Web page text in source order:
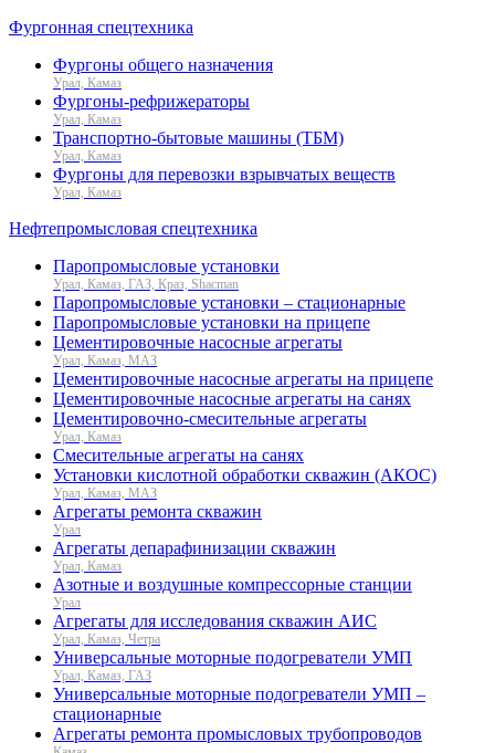
Фургонная спецтехника
Фургоны общего назначения
Урал, Камаз
Фургоны-рефрижераторы
Урал, Камаз
Транспортно-бытовые машины (ТБМ)
Урал, Камаз
Фургоны для перевозки взрывчатых веществ
Урал, Камаз
Нефтепромысловая спецтехника
Паропромысловые установки
Урал, Камаз, ГАЗ, Краз, Shacman
Паропромысловые установки – стационарные
Паропромысловые установки на прицепе
Цементировочные насосные агрегаты
Урал, Камаз, МАЗ
Цементировочные насосные агрегаты на прицепе
Цементировочные насосные агрегаты на санях
Цементировочно-смесительные агрегаты
Урал, Камаз
Смесительные агрегаты на санях
Установки кислотной обработки скважин (АКОС)
Урал, Камаз, МАЗ
Агрегаты ремонта скважин
Урал
Агрегаты депарафинизации скважин
Урал, Камаз
Азотные и воздушные компрессорные станции
Урал
Агрегаты для исследования скважин АИС
Урал, Камаз, Четра
Универсальные моторные подогреватели УМП
Урал, Камаз, ГАЗ
Универсальные моторные подогреватели УМП –
стационарные
Агрегаты ремонта промысловых трубопроводов